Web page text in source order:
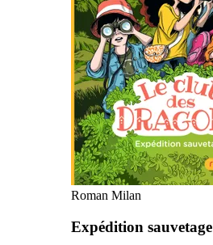
Roman Milan
Expédition sauvetage